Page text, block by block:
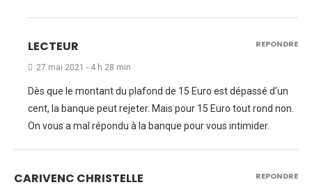
LECTEUR
27 mai 2021 - 4 h 28 min
Dès que le montant du plafond de 15 Euro est dépassé d’un
cent, la banque peut rejeter. Mais pour 15 Euro tout rond non.
On vous a mal répondu à la banque pour vous intimider.
REPONDRE
CARIVENC CHRISTELLE REPONDRE